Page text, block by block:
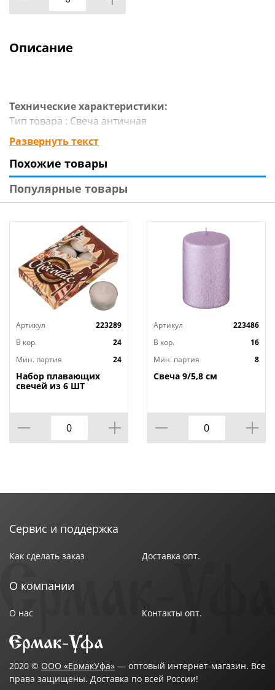
Описание
Технические характеристики:
Тип товара : Свеча античная
Вес в упаковке : 0,063 кг
Материал : Парафин
Размер : 25х2,2 см
Размер упаковки : 25,3х2,1х1 см
Цвет : Белый
Развернуть текст
Похожие товары
Популярные товары
Артикул
223289
В кор.
24
Мин. партия
24
Набор плавающих
свечей из 6 ШТ
Артикул
223486
В кор.
16
Мин. партия
8
Свеча 9/5,8 см
Сервис и поддержка
Как сделать заказ Доставка опт.
О компании
О нас Контакты опт.
2020 © ООО «ЕрмакУфа» — оптовый интернет-магазин. Все
права защищены. Доставка по всей России!